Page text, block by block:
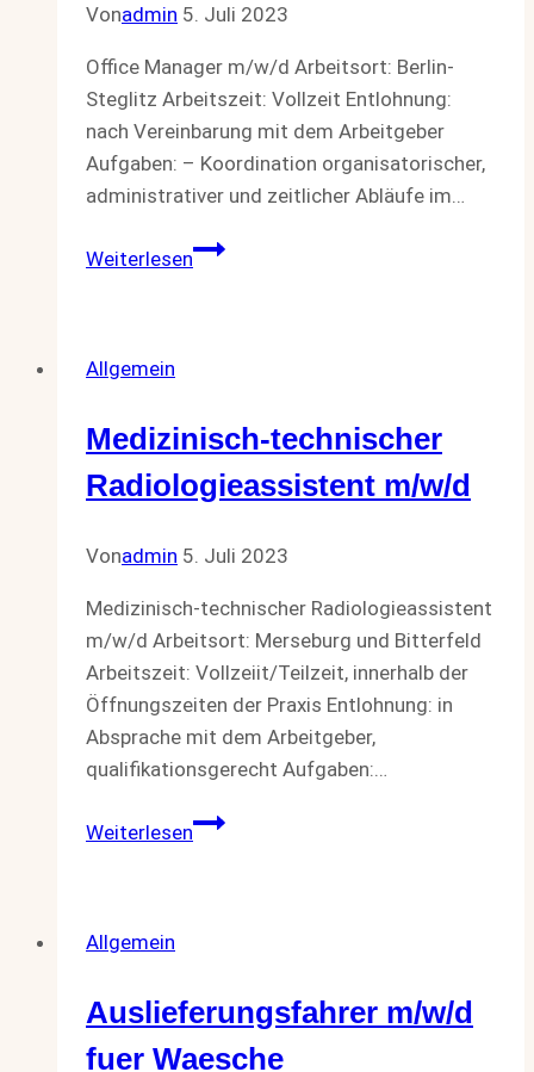
Vonadmin 5. Juli 2023
Office Manager m/w/d Arbeitsort: Berlin-
Steglitz Arbeitszeit: Vollzeit Entlohnung:
nach Vereinbarung mit dem Arbeitgeber
Aufgaben: – Koordination organisatorischer,
administrativer und zeitlicher Abläufe im…
WeiterlesenOffice
Allgemein
Medizinisch-technischer
Radiologieassistent m/w/d
Vonadmin 5. Juli 2023
Medizinisch-technischer Radiologieassistent
m/w/d Arbeitsort: Merseburg und Bitterfeld
Arbeitszeit: Vollzeiit/Teilzeit, innerhalb der
Öffnungszeiten der Praxis Entlohnung: in
Absprache mit dem Arbeitgeber,
qualifikationsgerecht Aufgaben:…
WeiterlesenMedizinisch-
Allgemein
Auslieferungsfahrer m/w/d
fuer Waesche